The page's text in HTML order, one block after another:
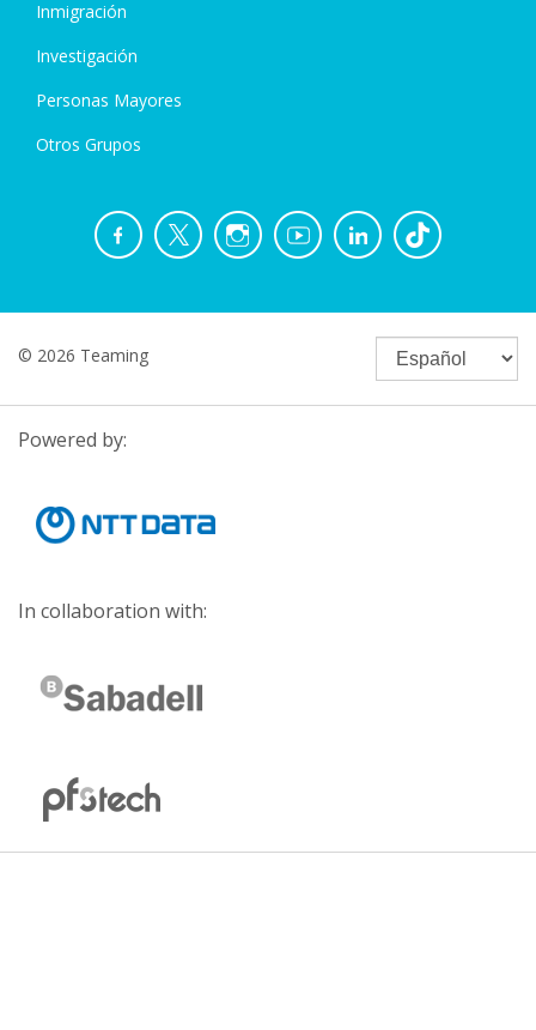
Inmigración
Investigación
Personas Mayores
Otros Grupos
© 2026 Teaming
Powered by:
In collaboration with: